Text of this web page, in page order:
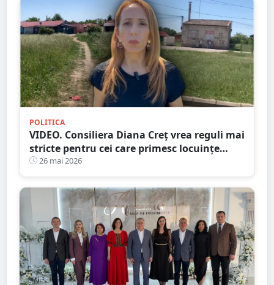
POLITICA
VIDEO. Consiliera Diana Creț vrea reguli mai
stricte pentru cei care primesc locuințe
sociale: Fără cerșetorie, bătăi, contrabandă
sau alte ilegalități
26 mai 2026